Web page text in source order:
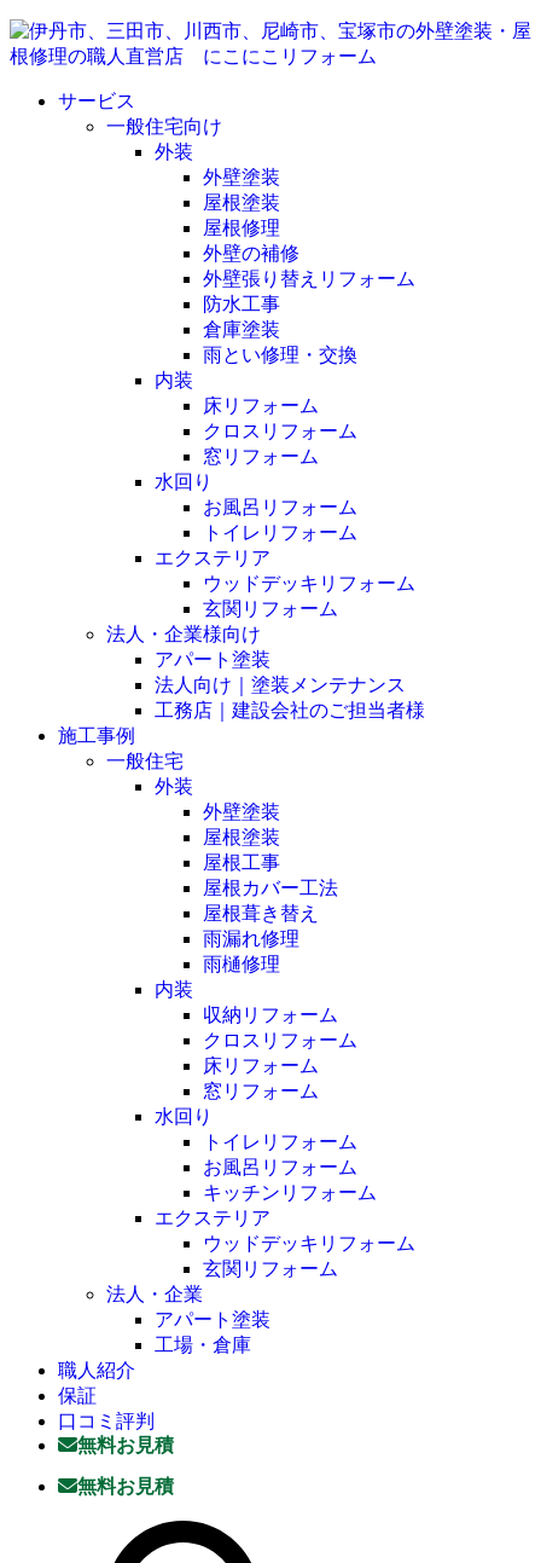
サービス
一般住宅向け
外装
外壁塗装
屋根塗装
屋根修理
外壁の補修
外壁張り替えリフォーム
防水工事
倉庫塗装
雨とい修理・交換
内装
床リフォーム
クロスリフォーム
窓リフォーム
水回り
お風呂リフォーム
トイレリフォーム
エクステリア
ウッドデッキリフォーム
玄関リフォーム
法人・企業様向け
アパート塗装
法人向け｜塗装メンテナンス
工務店｜建設会社のご担当者様
施工事例
一般住宅
外装
外壁塗装
屋根塗装
屋根工事
屋根カバー工法
屋根葺き替え
雨漏れ修理
雨樋修理
内装
収納リフォーム
クロスリフォーム
床リフォーム
窓リフォーム
水回り
トイレリフォーム
お風呂リフォーム
キッチンリフォーム
エクステリア
ウッドデッキリフォーム
玄関リフォーム
法人・企業
アパート塗装
工場・倉庫
職人紹介
保証
口コミ評判
無料お見積
無料お見積